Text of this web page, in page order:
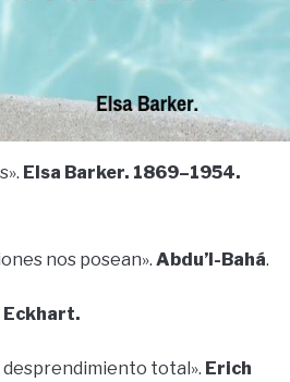
Elsa Barker. 1869–1954.
nos posean». Abdu’l-Bahá.
desprendimiento total». Erich